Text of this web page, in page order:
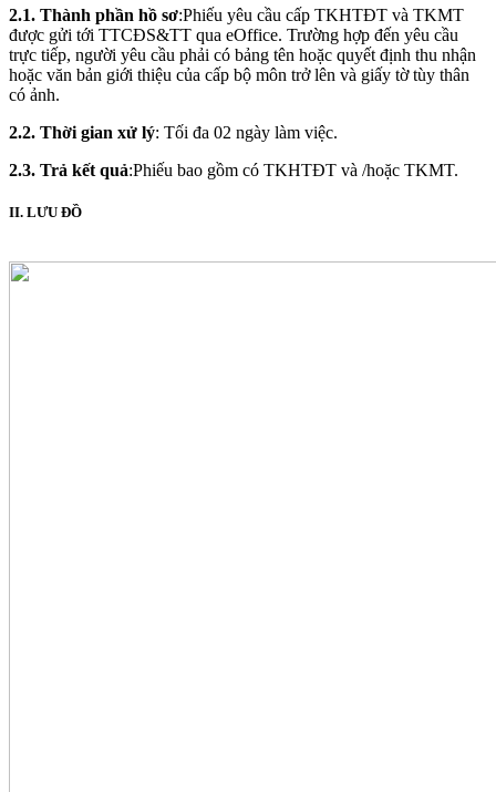
2.1. Thành phần hồ sơ:Phiếu yêu cầu cấp TKHTĐT và TKMT
được gửi tới TTCĐS&TT qua eOffice. Trường hợp đến yêu cầu
trực tiếp, người yêu cầu phải có bảng tên hoặc quyết định thu nhận
hoặc văn bản giới thiệu của cấp bộ môn trở lên và giấy tờ tùy thân
có ảnh.
2.2. Thời gian xử lý: Tối đa 02 ngày làm việc.
2.3. Trả kết quả:Phiếu bao gồm có TKHTĐT và /hoặc TKMT.
II. LƯU ĐỒ